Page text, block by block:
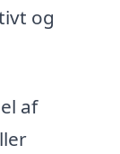
og
af